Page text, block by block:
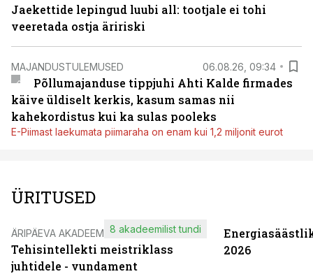
Jaekettide lepingud luubi all: tootjale ei tohi
veeretada ostja äririski
MAJANDUSTULEMUSED 06.08.26, 09:34
Põllumajanduse tippjuhi Ahti Kalde firmades
käive üldiselt kerkis, kasum samas nii
kahekordistus kui ka sulas pooleks
E-Piimast laekumata piimaraha on enam kui 1,2 miljonit eurot
ÜRITUSED
ÄRIPÄEVA AKADEEMIA
Tehisintellekti meistriklass
juhtidele - vundament
8 akadeemilist tundi
2026